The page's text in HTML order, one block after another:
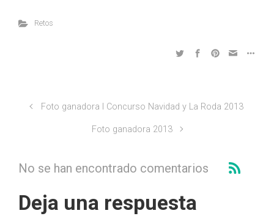
Retos
Foto ganadora I Concurso Navidad y La Roda 2013
Foto ganadora 2013
No se han encontrado comentarios
Deja una respuesta